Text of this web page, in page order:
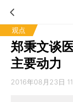
观点
郑秉文谈
主要动力
2016年08月23日